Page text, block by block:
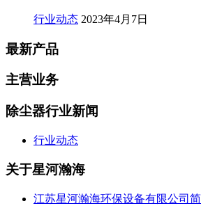
行业动态 2023年4月7日
最新产品
主营业务
除尘器行业新闻
行业动态
关于星河瀚海
江苏星河瀚海环保设备有限公司